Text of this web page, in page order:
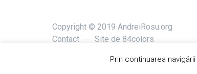
Copyright © 2019 AndreiRosu.org
Contact
Site de 84colors
Prin continuarea